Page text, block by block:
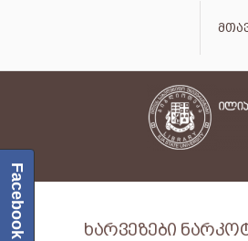
ხარვეზები
Facebook